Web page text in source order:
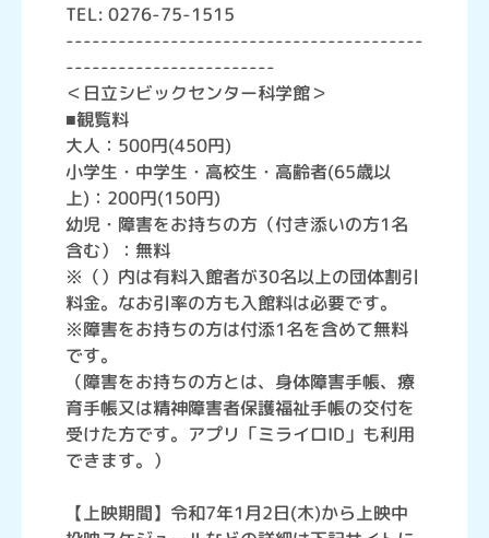
TEL: 0276-75-1515
-----------------------------------------
------------------------
＜日立シビックセンター科学館＞
■観覧料
大人：500円(450円)
小学生・中学生・高校生・高齢者(65歳以
上)：200円(150円)
幼児・障害をお持ちの方（付き添いの方1名
含む）：無料
※（）内は有料入館者が30名以上の団体割引
料金。なお引率の方も入館料は必要です。
※障害をお持ちの方は付添1名を含めて無料
です。
（障害をお持ちの方とは、身体障害手帳、療
育手帳又は精神障害者保護福祉手帳の交付を
受けた方です。アプリ「ミライロID」も利用
できます。）
【上映期間】令和7年1月2日(木)から上映中